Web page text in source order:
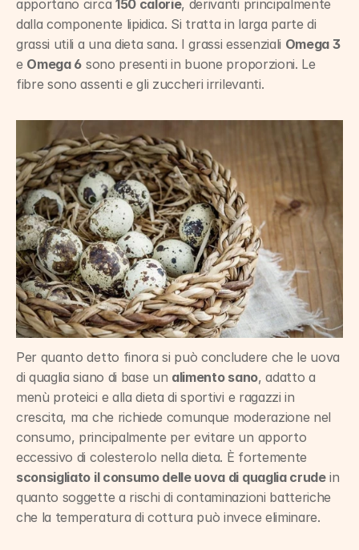
apportano circa 150 calorie, derivanti principalmente
dalla componente lipidica. Si tratta in larga parte di
grassi utili a una dieta sana. I grassi essenziali Omega 3
e Omega 6 sono presenti in buone proporzioni. Le
fibre sono assenti e gli zuccheri irrilevanti.
Per quanto detto finora si può concludere che le uova
di quaglia siano di base un alimento sano, adatto a
menù proteici e alla dieta di sportivi e ragazzi in
crescita, ma che richiede comunque moderazione nel
consumo, principalmente per evitare un apporto
sconsigliato il consumo delle uova di quaglia crude in
quanto soggette a rischi di contaminazioni batteriche
che la temperatura di cottura può invece eliminare.